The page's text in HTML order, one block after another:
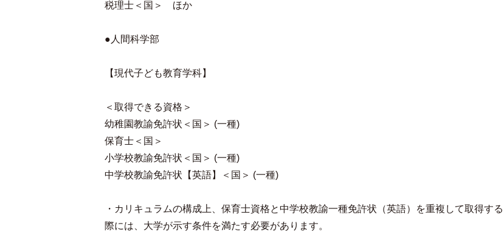
税理士＜国＞ ほか
●人間科学部
【現代子ども教育学科】
＜取得できる資格＞
幼稚園教諭免許状＜国＞ (一種)
保育士＜国＞
小学校教諭免許状＜国＞ (一種)
中学校教諭免許状【英語】＜国＞ (一種)
・カリキュラムの構成上、保育士資格と中学校教諭一種免許状（英語）を重複して取得す
際には、大学が示す条件を満たす必要があります。